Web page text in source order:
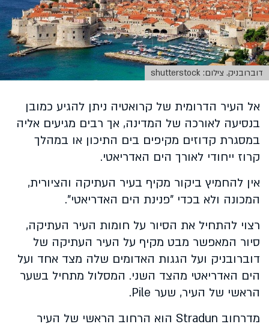
דוברובניק. צילום: shutterstock
אל העיר הדרומית של קרואטיה ניתן להגיע כמובן
בנסיעה לאורכה של המדינה, אך רבים מגיעים אליה
במסגרת קדוזים מקיפים בים התיכון או במהלך
קרוז ייחודי לאורך הים האדריאטי.
אין להחמיץ ביקור מקיף בעיר העתיקה והציורית,
המכונה ולא בכדי "פנינת הים האדריאטי".
רצוי להתחיל את הסיור על חומות העיר העתיקה,
סיור המאפשר מבט מקיף על העיר העתיקה של
דוברובניק ועל הגגות האדומים שלה מצד אחד ועל
הים האדריאטי מהצד השני. המסלול מתחיל בשער
הראשי של העיר, שער Pile
.
מדרחוב Stradun הוא הרחוב הראשי של העיר